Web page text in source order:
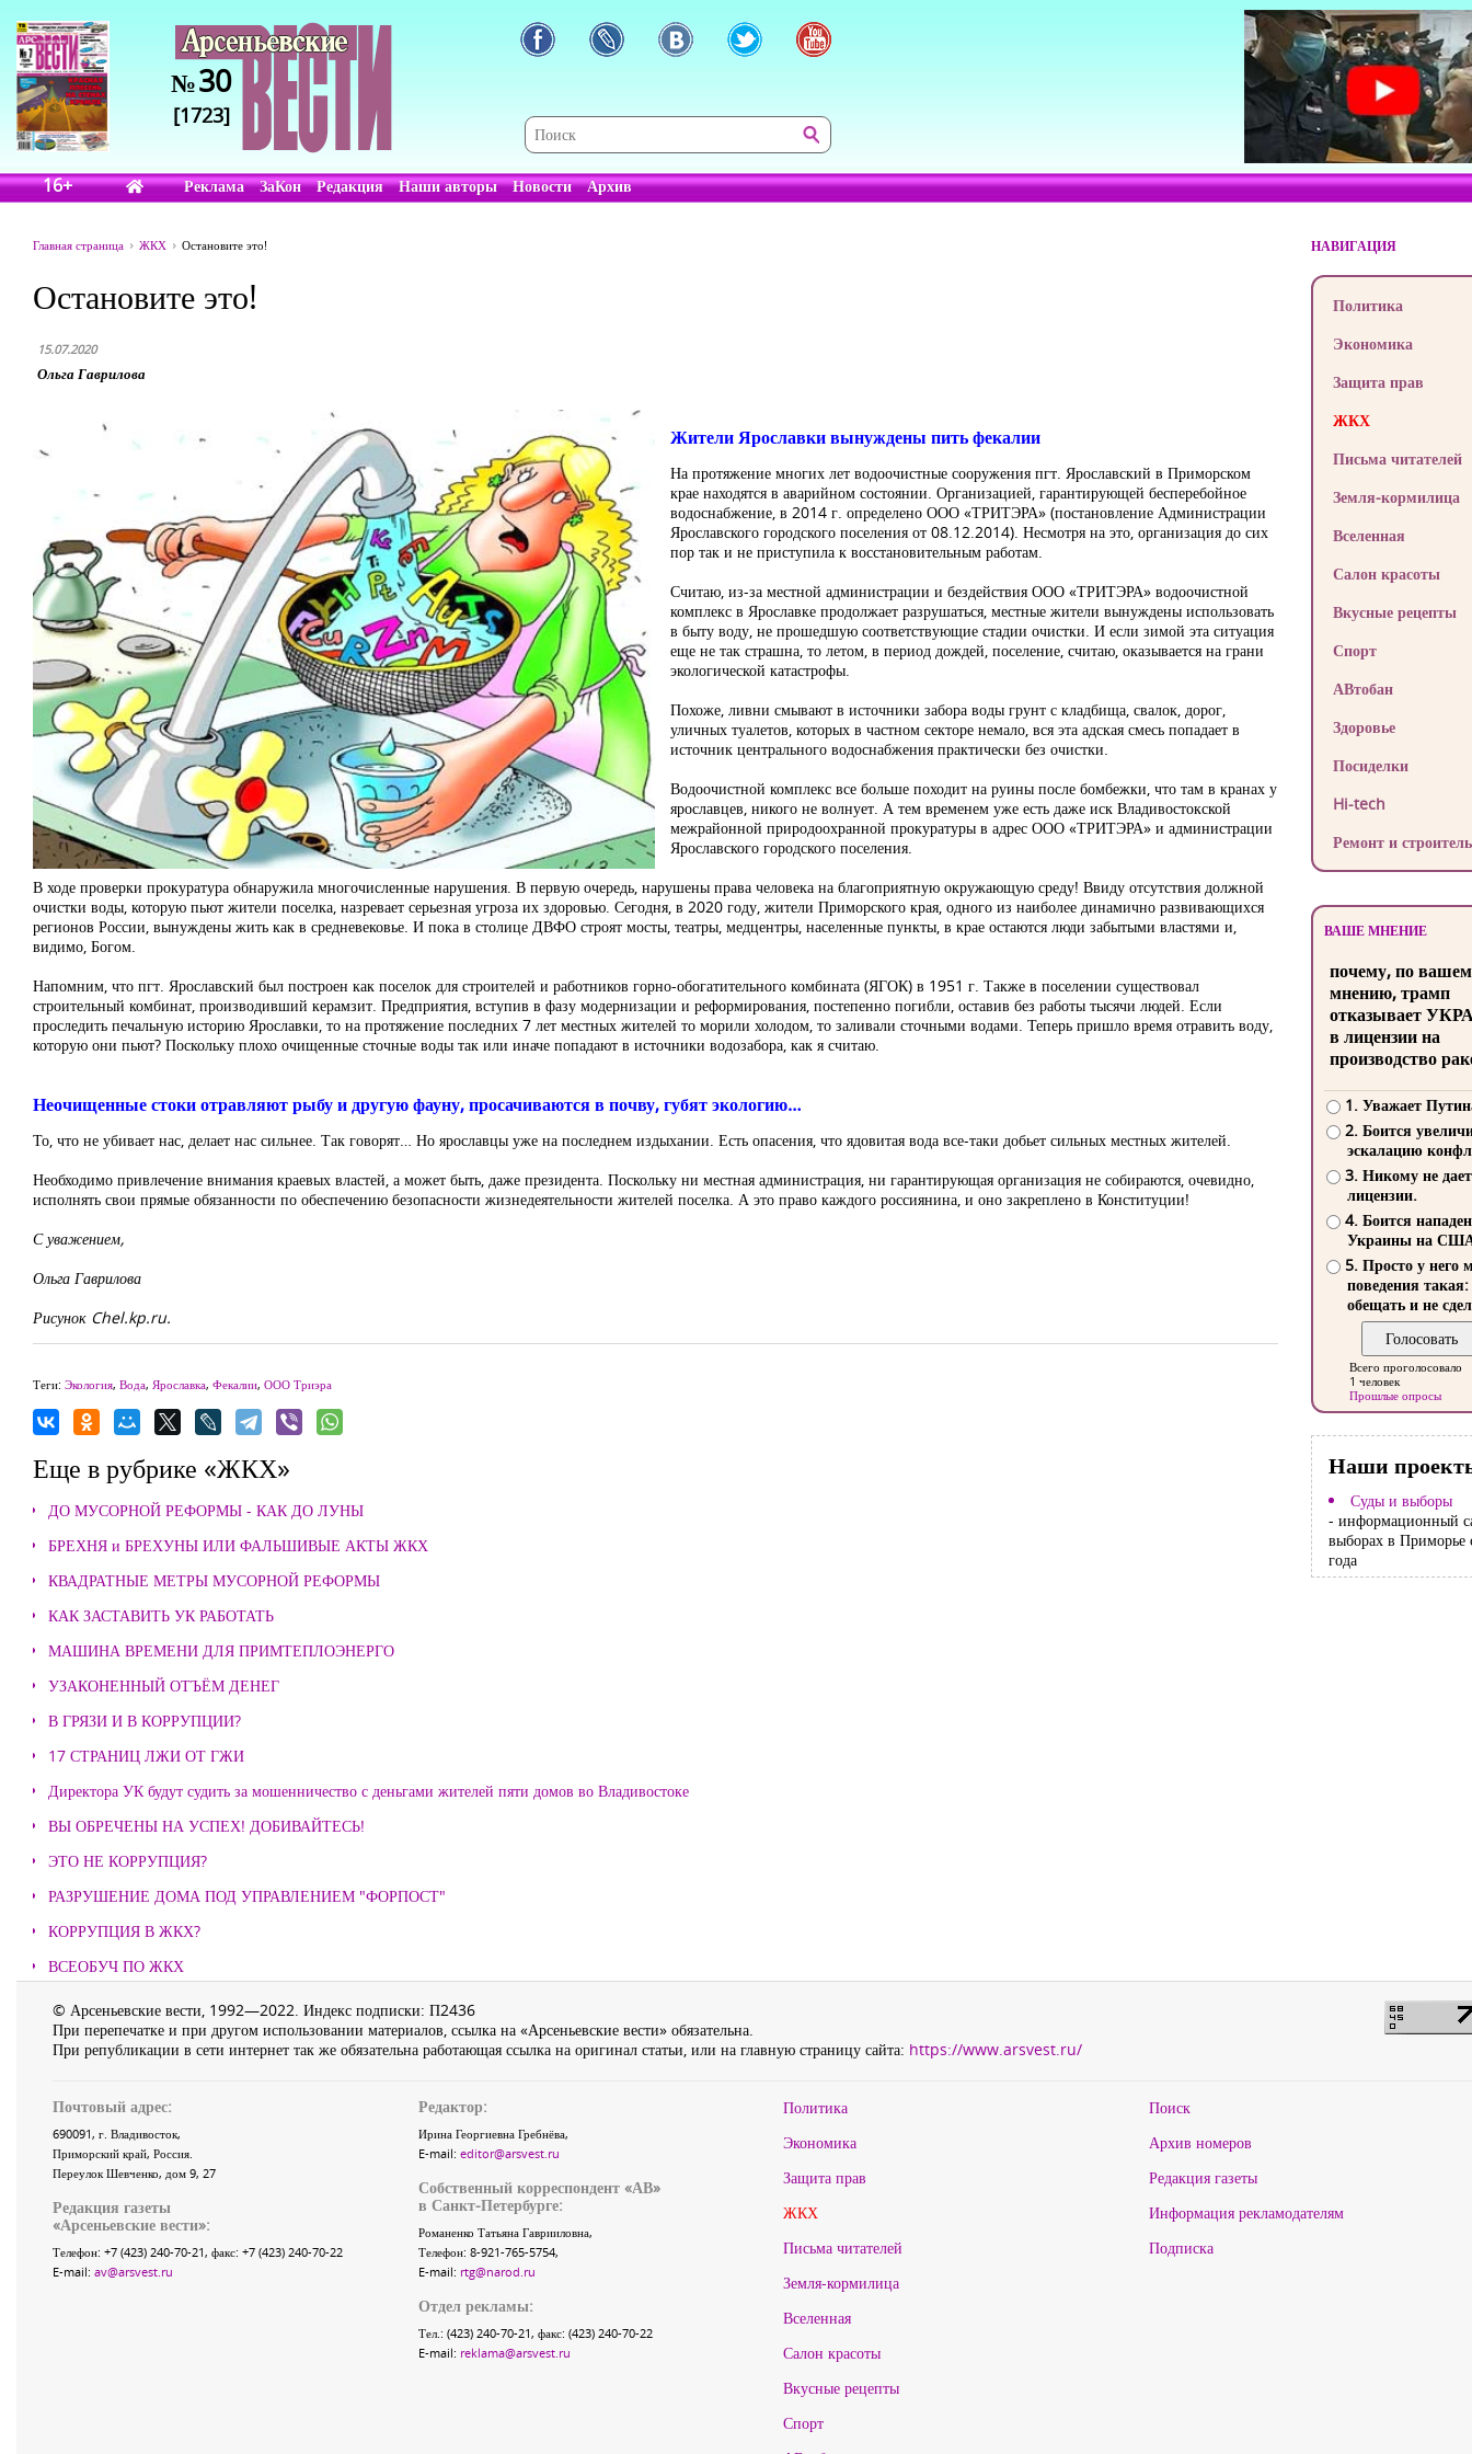
№30
[1723]
16+ Реклама ЗаКон Редакция Наши авторы Новости Архив
Главная страница ЖКХ Остановите это!
Остановите это!
15.07.2020
Ольга Гаврилова
Жители Ярославки вынуждены пить фекалии
На протяжение многих лет водоочистные сооружения пгт. Ярославский в Приморском
крае находятся в аварийном состоянии. Организацией, гарантирующей бесперебойное
водоснабжение, в 2014 г. определено ООО «ТРИТЭРА» (постановление Администрации
Ярославского городского поселения от 08.12.2014). Несмотря на это, организация до сих
пор так и не приступила к восстановительным работам.
Считаю, из-за местной администрации и бездействия ООО «ТРИТЭРА» водоочистной
комплекс в Ярославке продолжает разрушаться, местные жители вынуждены использовать
в быту воду, не прошедшую соответствующие стадии очистки. И если зимой эта ситуация
еще не так страшна, то летом, в период дождей, поселение, считаю, оказывается на грани
экологической катастрофы.
Похоже, ливни смывают в источники забора воды грунт с кладбища, свалок, дорог,
уличных туалетов, которых в частном секторе немало, вся эта адская смесь попадает в
источник центрального водоснабжения практически без очистки.
Водоочистной комплекс все больше походит на руины после бомбежки, что там в кранах у
ярославцев, никого не волнует. А тем временем уже есть даже иск Владивостокской
межрайонной природоохранной прокуратуры в адрес ООО «ТРИТЭРА» и администрации
Ярославского городского поселения.
В ходе проверки прокуратура обнаружила многочисленные нарушения. В первую очередь, нарушены права человека на благоприятную окружающую среду! Ввиду отсутствия должной
очистки воды, которую пьют жители поселка, назревает серьезная угроза их здоровью. Сегодня, в 2020 году, жители Приморского края, одного из наиболее динамично развивающихся
регионов России, вынуждены жить как в средневековье. И пока в столице ДВФО строят мосты, театры, медцентры, населенные пункты, в крае остаются люди забытыми властями и,
видимо, Богом.
Напомним, что пгт. Ярославский был построен как поселок для строителей и работников горно-обогатительного комбината (ЯГОК) в 1951 г. Также в поселении существовал
строительный комбинат, производивший керамзит. Предприятия, вступив в фазу модернизации и реформирования, постепенно погибли, оставив без работы тысячи людей. Если
проследить печальную историю Ярославки, то на протяжение последних 7 лет местных жителей то морили холодом, то заливали сточными водами. Теперь пришло время отравить воду,
которую они пьют? Поскольку плохо очищенные сточные воды так или иначе попадают в источники водозабора, как я считаю.
Неочищенные стоки отравляют рыбу и другую фауну, просачиваются в почву, губят экологию…
То, что не убивает нас, делает нас сильнее. Так говорят… Но ярославцы уже на последнем издыхании. Есть опасения, что ядовитая вода все-таки добьет сильных местных жителей.
Необходимо привлечение внимания краевых властей, а может быть, даже президента. Поскольку ни местная администрация, ни гарантирующая организация не собираются, очевидно,
исполнять свои прямые обязанности по обеспечению безопасности жизнедеятельности жителей поселка. А это право каждого россиянина, и оно закреплено в Конституции!
С уважением,
Ольга Гаврилова
Рисунок Chel.kp.ru.
Теги: Экология, Вода, Ярославка, Фекалии, ООО Триэра
Еще в рубрике «ЖКХ»
ДО МУСОРНОЙ РЕФОРМЫ - КАК ДО ЛУНЫ
БРЕХНЯ и БРЕХУНЫ ИЛИ ФАЛЬШИВЫЕ АКТЫ ЖКХ
КВАДРАТНЫЕ МЕТРЫ МУСОРНОЙ РЕФОРМЫ
КАК ЗАСТАВИТЬ УК РАБОТАТЬ
МАШИНА ВРЕМЕНИ ДЛЯ ПРИМТЕПЛОЭНЕРГО
УЗАКОНЕННЫЙ ОТЪЁМ ДЕНЕГ
В ГРЯЗИ И В КОРРУПЦИИ?
17 СТРАНИЦ ЛЖИ ОТ ГЖИ
Директора УК будут судить за мошенничество с деньгами жителей пяти домов во Владивостоке
ВЫ ОБРЕЧЕНЫ НА УСПЕХ! ДОБИВАЙТЕСЬ!
ЭТО НЕ КОРРУПЦИЯ?
РАЗРУШЕНИЕ ДОМА ПОД УПРАВЛЕНИЕМ "ФОРПОСТ"
КОРРУПЦИЯ В ЖКХ?
ВСЕОБУЧ ПО ЖКХ
НАВИГАЦИЯ
Политика
Экономика
Защита прав
ЖКХ
Письма читателей
Земля-кормилица
Вселенная
Салон красоты
Вкусные рецепты
Спорт
АВтобан
Здоровье
Посиделки
Hi-tech
Ремонт и
ВАШЕ МНЕНИЕ
почему, по
мнению, трамп
отказывает
в лицензии на
производство
1. Уважает
2. Боится
эскалацию
3. Никому не
лицензии.
4. Боится
Украины на
5. Просто у него
поведения такая:
обещать и не
Всего проголосовало
1 человек
Прошлые опросы
Наши
Суды и выборы
- информационный
выборах в Приморье
года
© Арсеньевские вести, 1992—2022. Индекс подписки: П2436
При перепечатке и при другом использовании материалов, ссылка на «Арсеньевские вести» обязательна.
При републикации в сети интернет так же обязательна работающая ссылка на оригинал статьи, или на главную страницу сайта: https://www.arsvest.ru/
Почтовый адрес:
690091, г. Владивосток,
Приморский край, Россия.
Переулок Шевченко, дом 9, 27
Редакция газеты
«Арсеньевские вести»:
Телефон: +7 (423) 240-70-21, факс: +7 (423) 240-70-22
E-mail: av@arsvest.ru
Редактор:
Ирина Георгиевна Гребнёва,
E-mail: editor@arsvest.ru
Собственный корреспондент «АВ»
в Санкт-Петербурге:
Романенко Татьяна Гаврииловна,
Телефон: 8-921-765-5754,
E-mail: rtg@narod.ru
Отдел рекламы:
Тел.: (423) 240-70-21, факс: (423) 240-70-22
E-mail: reklama@arsvest.ru
Политика
Экономика
Защита прав
ЖКХ
Письма читателей
Земля-кормилица
Вселенная
Салон красоты
Вкусные рецепты
Спорт
Поиск
Архив номеров
Редакция газеты
Информация рекламодателям
Подписка